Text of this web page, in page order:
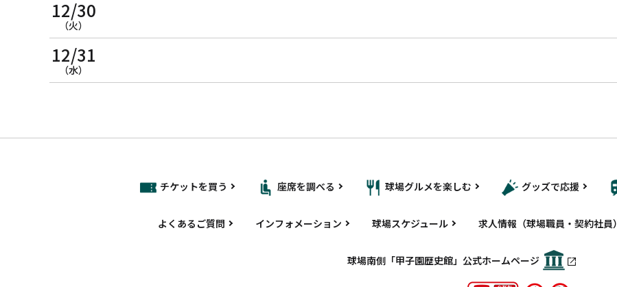
12/30
（火）
12/31
（水）
チケットを買う 座席を調べる 球場グルメを楽しむ グッズで応援
よくあるご質問 インフォメーション 球場スケジュール 求人情報（球場職員・契約社員）
球場南側「甲子園歴史館」公式ホームページ